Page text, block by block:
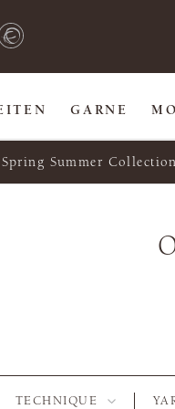
GARNE
Spring Summer
TECHNIQUE